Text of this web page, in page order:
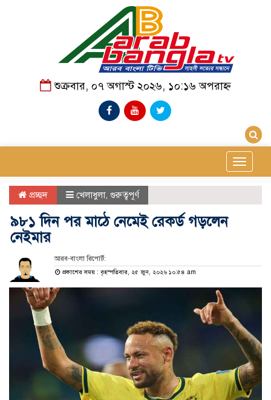
শুক্রবার, ০৭ অগাস্ট ২০২৬, ১০:১৬ অপরাহ্ন
Toggle
প্রচ্ছদ খেলাধুলা, গুরুত্বপূর্ণ
৯৮১ দিন পর মাঠে নেমেই রেকর্ড গড়লেন
নেইমার
আরব-বাংলা রিপোর্ট:
প্রকাশের সময় : বৃহস্পতিবার, ২৫ জুন, ২০২৬ ১০:৫৪ am